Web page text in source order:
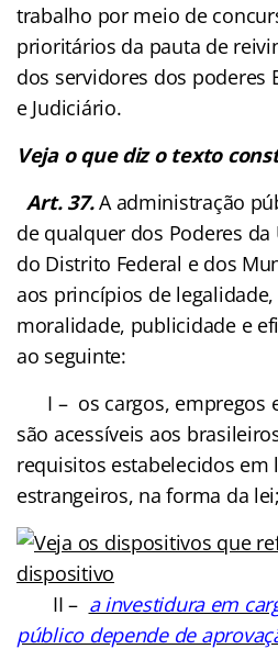
trabalho por meio de
prioritários da pauta de
dos servidores dos poderes
e Judiciário.
Veja o que diz o texto
Art. 37.A administração
de qualquer dos Poderes da
do Distrito Federal e dos
aos princípios de
moralidade, publicidade e
ao seguinte:
I – os cargos, empregos
são acessíveis aos
requisitos estabelecidos em
estrangeiros, na forma da lei;
II – a investidura em
público depende de